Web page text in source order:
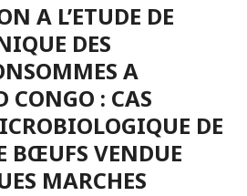
A L’ETUDE DE
DES
A
CONGO : CAS
DE
BŒUFS VENDUE
MARCHES